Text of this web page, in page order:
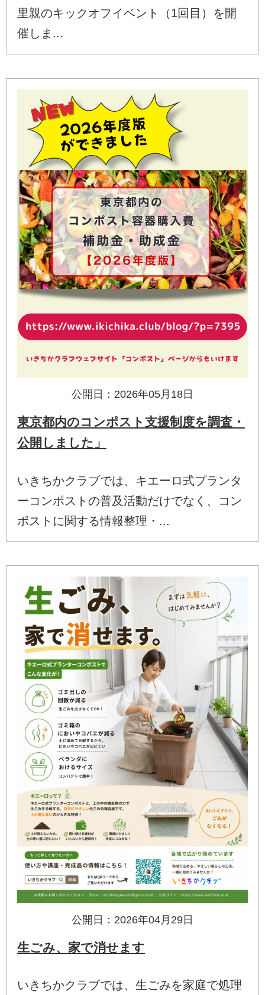
里親のキックオフイベント（1回目）を開
催しま...
公開日：2026年05月18日
東京都内のコンポスト支援制度を調査・
公開しました」
いきちかクラブでは、キエーロ式プランタ
ーコンポストの普及活動だけでなく、コン
ポストに関する情報整理・...
公開日：2026年04月29日
生ごみ、家で消せます
いきちかクラブでは、生ごみを家庭で処理